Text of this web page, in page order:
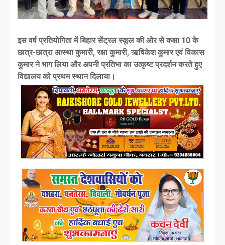
इस वर्ष प्रतियोगिता में बिहार सेंट्रल स्कूल की ओर से कक्षा 10 के
छात्र-छात्रा आस्था कुमारी, रक्षा कुमारी, ऋषिकेश कुमार एवं विकास
कुमार ने भाग लिया और अपनी प्रतिभा का उत्कृष्ट प्रदर्शन करते हुए
विद्यालय को प्रथम स्थान दिलाया।